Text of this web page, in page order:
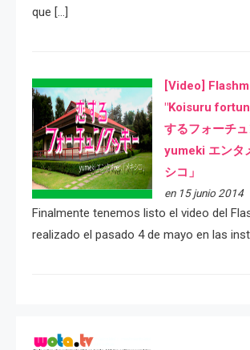
que […]
[Video]
"Koisuru
するフォーチ
yumeki エンタ
シコ」
en 15 junio 2014
Finalmente tenemos listo el video del
realizado el pasado 4 de mayo en las